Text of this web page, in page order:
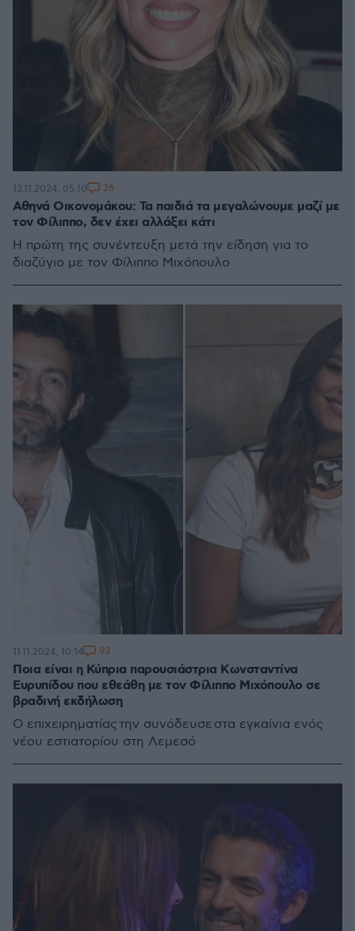
Αθηνά Οικονομάκου: Τα παιδιά τα μεγαλώνουμε μαζί με
τον Φίλιππο, δεν έχει αλλάξει κάτι
Η πρώτη της συνέντευξη μετά την είδηση για το
διαζύγιο με τον Φίλιππο Μιχόπουλο
13.11.2024, 05:10 26
Ποια είναι η Κύπρια παρουσιάστρια Κωνσταντίνα
Ευρυπίδου που εθεάθη με τον Φίλιππο Μιχόπουλο σε
βραδινή εκδήλωση
O επιχειρηματίας την συνόδευσε στα εγκαίνια ενός
νέου εστιατορίου στη Λεμεσό
11.11.2024, 10:14 93